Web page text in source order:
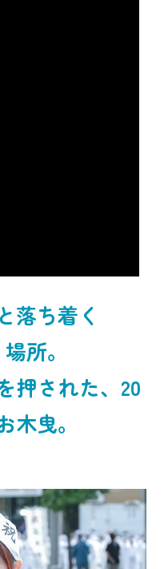
落ち着く
所。
押された、20
木曳。